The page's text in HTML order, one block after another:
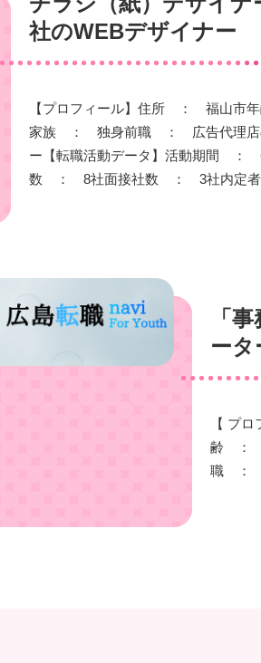
社のWEBデザイナー
【プロフィール】住所 ： 福山市
家族 ： 独身前職 ： 広告代理店
ー【転職活動データ】活動期間 ：
数 ： 8社面接社数 ： 3社内定
「
ータ
【 プ
齢 ：
職 ：